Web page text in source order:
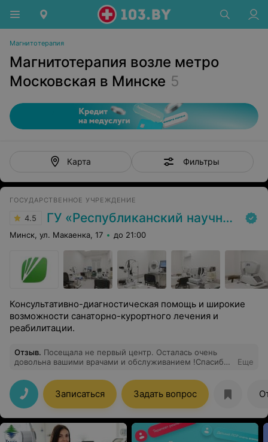
Магнитотерапия
Магнитотерапия возле метро
Московская в Минске 5
Карта Фильтры
ГОСУДАРСТВЕННОЕ УЧРЕЖДЕНИЕ
4.5 ГУ «Республиканский научно-практический центр медицинской экспертизы и реабилитаци»
Минск, ул. Макаенка, 17 до 21:00
Консультативно-диагностическая помощь и широкие
возможности санаторно-курортного лечения и
реабилитации.
Отзыв. Посещала не первый центр. Осталась очень
довольна вашими врачами и обслуживанием !Спасибо
Еще
Записаться Задать вопрос